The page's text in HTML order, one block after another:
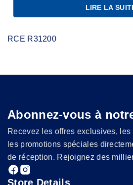
LIRE LA
RCE R31200
Abonnez-vous à
Recevez les offres exclusives,
les promotions spéciales
de réception. Rejoignez des
Store Details